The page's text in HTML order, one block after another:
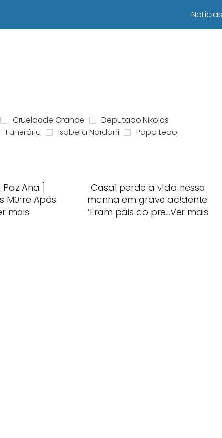
Notícias
Crueldade Grande
Deputado Nikolas
Funerária Isabella Nardoni
Papa Leão
Paz Ana ]
M0rre Após
mais
Casal perde a v!da nessa
manhã em grave ac!dente:
‘Eram pais do pre…Ver mais